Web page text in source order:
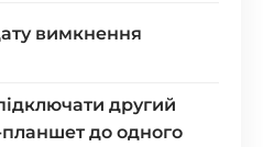
вимкнення
другий
до одного